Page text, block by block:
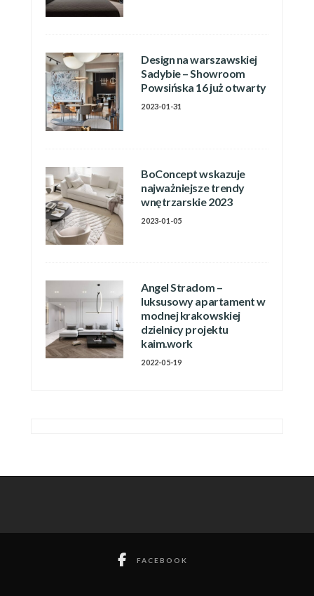
Design na warszawskiej
Sadybie – Showroom
Powsińska 16 już otwarty
2023-01-31
BoConcept wskazuje
najważniejsze trendy
wnętrzarskie 2023
2023-01-05
Angel Stradom –
luksusowy apartament w
modnej krakowskiej
dzielnicy projektu
kaim.work
2022-05-19
FACEBOOK